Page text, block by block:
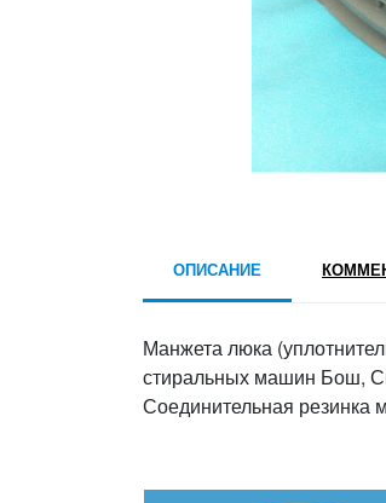
ОПИСАНИЕ
Манжета люка
стиральных машин Бош,
Соединительная резинка